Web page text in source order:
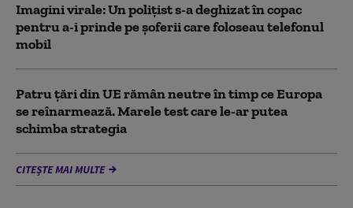
Imagini virale: Un polițist s-a deghizat în copac
pentru a-i prinde pe șoferii care foloseau telefonul
mobil
Patru țări din UE rămân neutre în timp ce Europa
se reînarmează. Marele test care le-ar putea
schimba strategia
CITEȘTE MAI MULTE